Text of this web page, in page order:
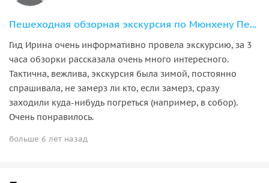
Пешеходная обзорная экскурсия по Мюнхену Первое знакомство
Гид Ирина очень информативно провела экскурсию, за 3
часа обзорки рассказала очень много интересного.
Тактична, вежлива, экскурсия была зимой, постоянно
спрашивала, не замерз ли кто, если замерз, сразу
заходили куда-нибудь погреться (например, в собор).
Очень понравилось.
больше 6 лет назад